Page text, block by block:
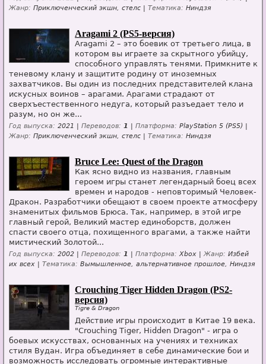
Жанр: Приключенческий экшн, стелс | Тематика: Ниндзя
Aragami 2 (PS5-версия)
Aragami 2 – это боевик от третьего лица, в
котором вы играете за скрытного убийцу,
способного управлять тенями. Примкните к
теневому клану и защитите родину от иноземных
захватчиков. Вы один из последних представителей клана
искусных воинов – арагами. Арагами страдают от
сверхъестественного недуга, который разъедает тело и
разум, но он же...
Год выпуска: 2021 | Переводов: 1 | Платформа: PlayStation 5 (PS5) |
Жанр: Приключенческий экшн, стелс | Тематика: Ниндзя
Bruce Lee: Quest of the Dragon
Как ясно видно из названия, главным
героем игры станет легендарный боец всех
времен и народов - неповторимый Человек-
Дракон. Разработчики обещают в своем проекте атмосферу
знаменитых фильмов Брюса. Так, например, в этой игре
главный герой, Великий мастер единоборств, должен
спасти своего отца, похищенного врагами, а также найти
мистический Золотой...
Год выпуска: 2002 | Переводов: 1 | Платформа: Xbox |Жанр: Избей
их всех | Тематика: Вымышленное, альтернативное прошлое, Ниндзя
Crouching Tiger Hidden Dragon (PS2-
версия)
Tigre & Dragon
Действие игры происходит в Китае 19 века.
"Crouching Tiger, Hidden Dragon" - игра о
боевых искусствах, основанных на учениях и техниках
стиля Вудан. Игра объединяет в себе динамические бои и
возможность исследовать огромные интерактивные